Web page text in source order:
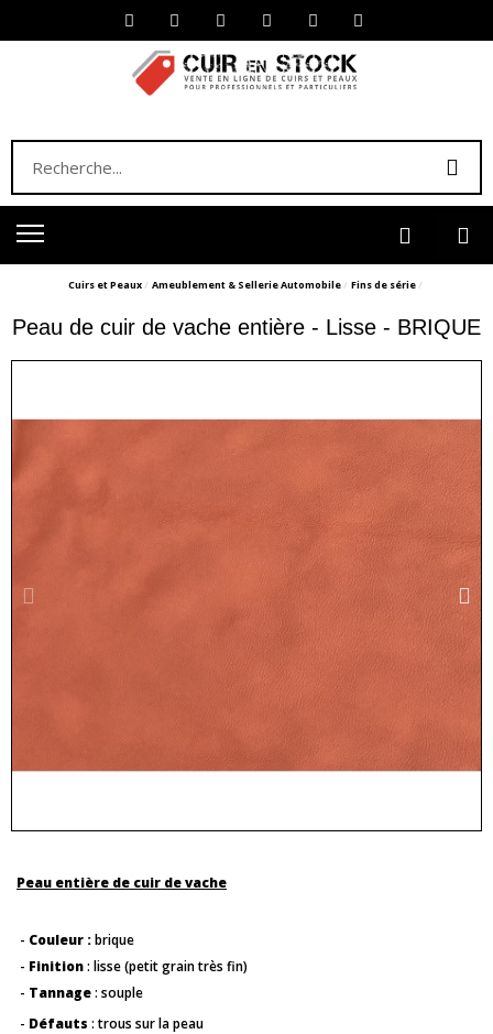
Cuirs et Peaux Ameublement & Sellerie Automobile Fins de série
Peau de cuir de vache entière - Lisse - BRIQUE
Peau entière de cuir de vache
- Couleur :brique
- Finition: lisse (petit grain très fin)
- Tannage: souple
- Défauts : trous sur la peau